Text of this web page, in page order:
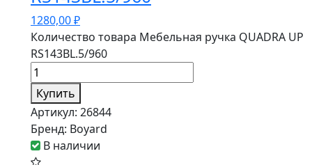
1280,00₽
Количество товара Мебельная ручка QUADRA UP
RS143BL.5/960
Купить
Артикул: 26844
Бренд: Boyard
В наличии